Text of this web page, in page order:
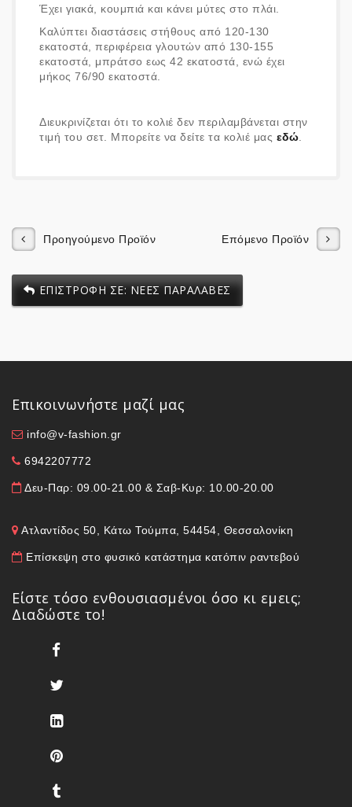
Έχει γιακά, κουμπιά και κάνει μύτες στο πλάι.
Καλύπτει διαστάσεις στήθους από 120-130
εκατοστά, περιφέρεια γλουτών από 130-155
εκατοστά, μπράτσο εως 42 εκατοστά, ενώ έχει
μήκος 76/90 εκατοστά.
Διευκρινίζεται ότι το κολιέ δεν περιλαμβάνεται στην
τιμή του σετ. Μπορείτε να δείτε τα κολιέ μας εδώ.
Επόμενο Προϊόν
Προηγούμενο Προϊόν
ΕΠΙΣΤΡΟΦΗ ΣΕ: ΝΕΕΣ ΠΑΡΑΛΑΒΕΣ
Επικοινωνήστε μαζί μας
info@v-fashion.gr
6942207772
Δευ-Παρ: 09.00-21.00 & Σαβ-Κυρ: 10.00-20.00
Ατλαντίδος 50, Κάτω Τούμπα, 54454, Θεσσαλονίκη
Επίσκεψη στο φυσικό κατάστημα κατόπιν ραντεβού
Είστε τόσο ενθουσιασμένοι όσο κι εμεις;
Διαδώστε το!